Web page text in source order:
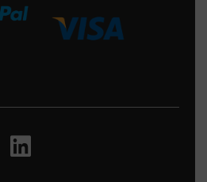
Linkedin